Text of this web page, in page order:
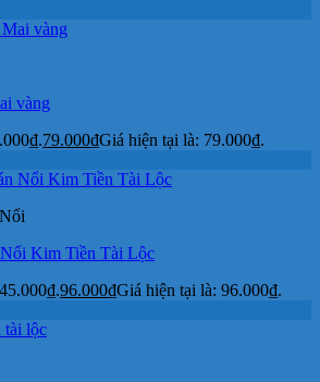
vàng
79.000₫Giá hiện tại là: 79.000₫.
Kim Tiền Tài Lộc
96.000₫Giá hiện tại là: 96.000₫.